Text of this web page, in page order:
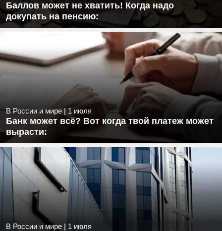
Баллов может не хватить! Когда надо
докупать на пенсию:
В России и мире | 1 июля
Банк может всё? Вот когда твой платеж может
вырасти:
В России и мире | 1 июля